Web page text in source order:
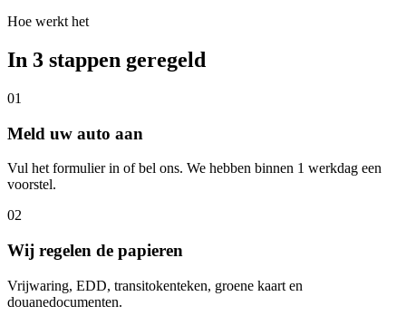
Hoe werkt het
In 3 stappen geregeld
01
Meld uw auto aan
Vul het formulier in of bel ons. We hebben binnen 1 werkdag een
voorstel.
02
Wij regelen de papieren
Vrijwaring, EDD, transitokenteken, groene kaart en
douanedocumenten.